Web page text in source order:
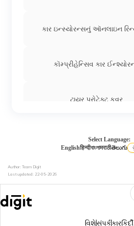
કાર ઇન્સ્યોરન્સનું ઑનલાઇન
કૉમ્પ્રીહેન્સિવ કાર
ટાયર પ્રોટેક્ટ કવર
Select Language:
Englishहिन्दीবাংলাमराठीతెలుగు
Author: Team Digit
Last updated: 22-05-2026
વિશેસંપર્કકારકિર્દી